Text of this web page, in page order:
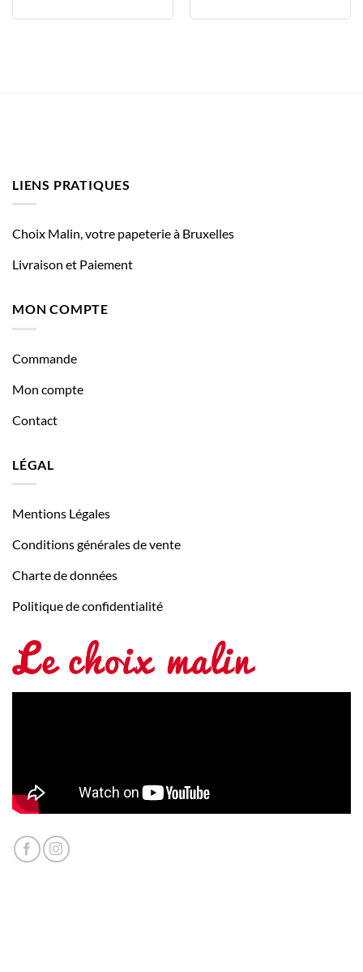
LIENS PRATIQUES
Choix Malin, votre papeterie à Bruxelles
Livraison et Paiement
MON COMPTE
Commande
Mon compte
Contact
LÉGAL
Mentions Légales
Conditions générales de vente
Charte de données
Politique de confidentialité